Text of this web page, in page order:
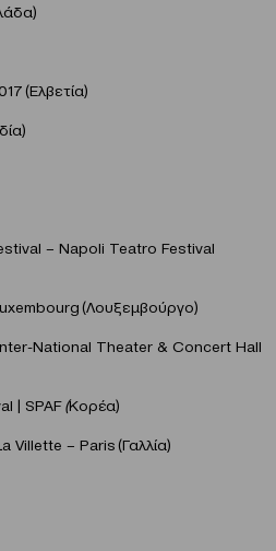
(Ελβετία)
– Napoli Teatro Festival
(Λουξεμβούργο)
National Theater & Concert Hall
| SPAF(Kορέα)
Villette – Paris (Γαλλία)